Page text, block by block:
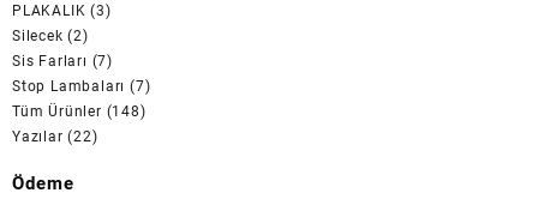
PLAKALIK (3)
Silecek (2)
Sis Farları (7)
Stop Lambaları (7)
Tüm Ürünler (148)
Yazılar (22)
Ödeme